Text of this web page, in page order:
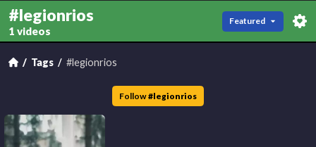
#legionrios
1 videos
Featured
Tags #legionrios
Follow #legionrios